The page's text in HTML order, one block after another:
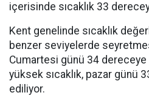
içerisinde sıcaklık 33
Kent genelinde sıcaklık
benzer seviyelerde
Cumartesi günü 34 dereceye
yüksek sıcaklık, pazar günü
ediliyor.